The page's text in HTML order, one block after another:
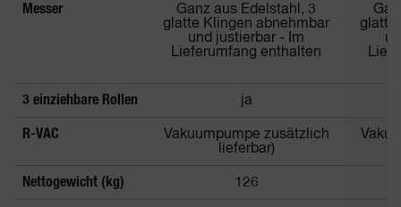
Messer
Ganz aus Edelstahl, 3
glatte Klingen abnehmbar
und justierbar - Im
Lieferumfang enthalten
glatte
3 einziehbare Rollen ja
R-VAC
Vakuumpumpe zusätzlich
lieferbar)
Nettogewicht (kg) 126